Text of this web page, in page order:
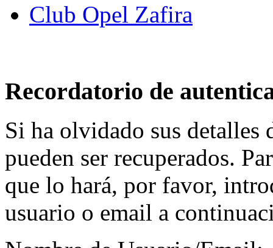
Club Opel Zafira
Recordatorio de
Si ha olvidado sus detalles
pueden ser recuperados.
que lo hará, por favor,
usuario o email a